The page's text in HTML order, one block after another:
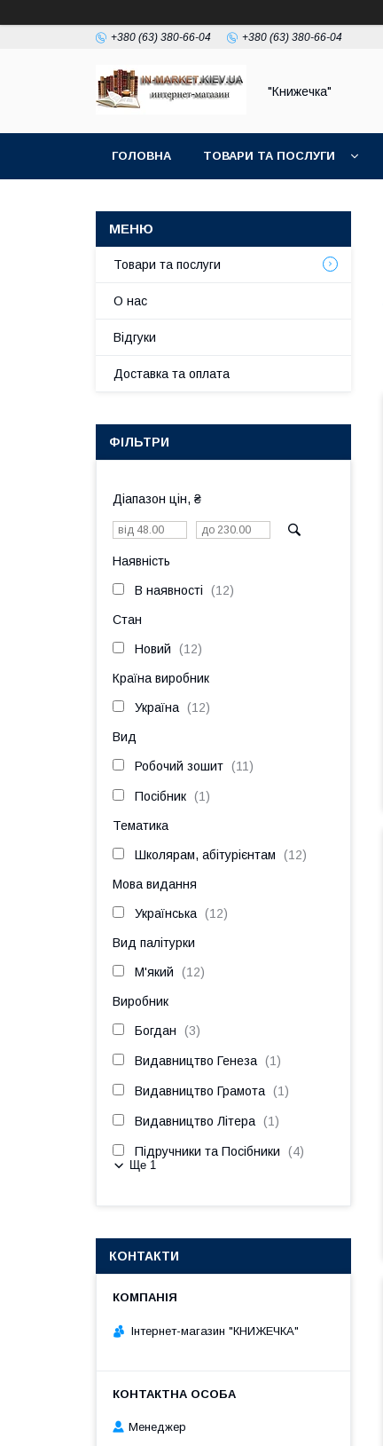
+380 (63) 380-66-04 +380 (63) 380-66-04
"Книжечка"
ГОЛОВНА ТОВАРИ ТА ПОСЛУГИ
Товари та послуги
О нас
Відгуки
Доставка та оплата
ФІЛЬТРИ
Діапазон цін, ₴
Наявність
В наявності 12
Стан
Новий 12
Країна виробник
Україна 12
Вид
Робочий зошит 11
Посібник 1
Тематика
Школярам, абітурієнтам 12
Мова видання
Українська 12
Вид палітурки
М'який 12
Виробник
Богдан 3
Видавництво Генеза 1
Видавництво Грамота 1
Видавництво Літера 1
Підручники та Посібники 4
Ще 1
КОНТАКТИ
Інтернет-магазин "КНИЖЕЧКА"
Менеджер